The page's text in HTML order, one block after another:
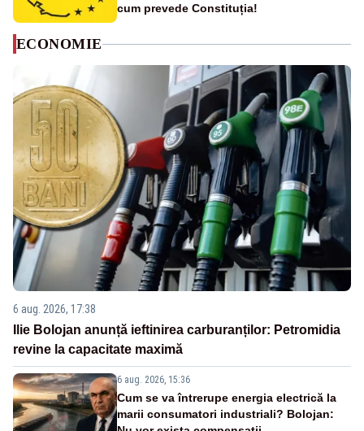
cum prevede Constituția!
ECONOMIE
6 aug. 2026, 17:38
Ilie Bolojan anunță ieftinirea carburanților: Petromidia
revine la capacitate maximă
6 aug. 2026, 15:36
Cum se va întrerupe energia electrică la
marii consumatori industriali? Bolojan: